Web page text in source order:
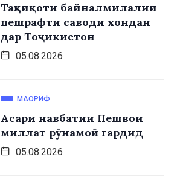
Таҳқиқоти байналмилалии
пешрафти саводи хондан
дар Тоҷикистон
05.08.2026
МАОРИФ
Асари навбатии Пешвои
миллат рӯнамоӣ гардид
05.08.2026